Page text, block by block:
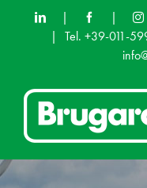
| |
|
Tel. +39-011-